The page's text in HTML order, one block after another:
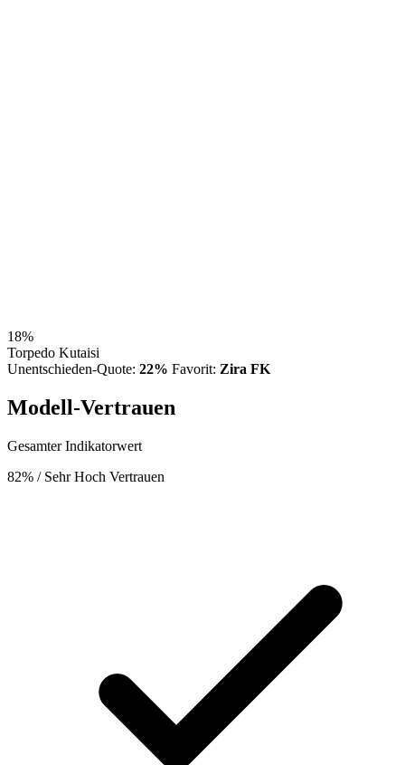
18%
Torpedo Kutaisi
Unentschieden-Quote: 22% Favorit: Zira FK
Modell-Vertrauen
Gesamter Indikatorwert
82% / Sehr Hoch Vertrauen